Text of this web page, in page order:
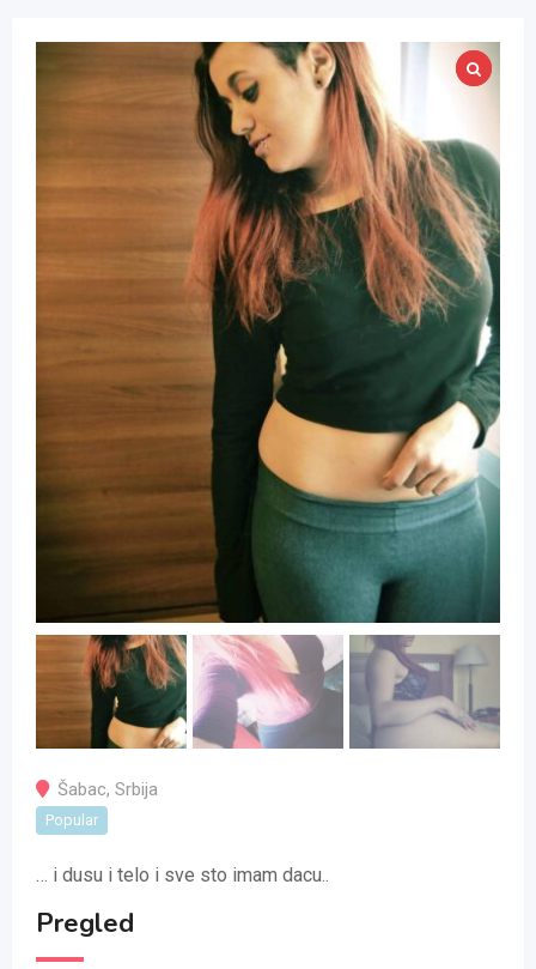
Šabac, Srbija
Popular
… i dusu i telo i sve sto imam dacu..
Pregled